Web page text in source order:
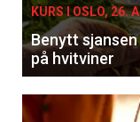
KURS I OSLO, 26.
Benytt
på hvitviner